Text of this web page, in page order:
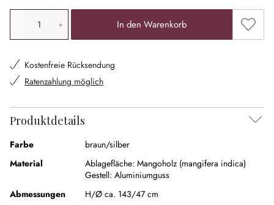
Produkt Anzahl: Gib den gewünschten Wert ein oder
In den Warenkorb Zum
Kostenfreie Rücksendung
Ratenzahlung möglich
Produktdetails
Farbe
braun/silber
Material
Ablagefläche: Mangoholz (mangifera indica)
Gestell: Aluminiumguss
Abmessungen
H/Ø ca. 143/47 cm